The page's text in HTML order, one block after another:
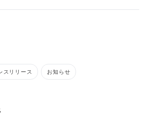
スリリース お知らせ